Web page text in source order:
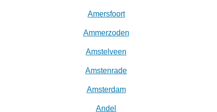
Amersfoort
Ammerzoden
Amstelveen
Amstenrade
Amsterdam
Andel